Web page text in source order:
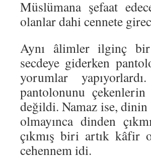
Müslümana şefaat
olanlar dahi cennete
Aynı âlimler ilginç bir
secdeye giderken
yorumlar
pantolonunu
değildi. Namaz ise,
olmayınca dinden
çıkmış biri artık kâfir
cehennem idi.